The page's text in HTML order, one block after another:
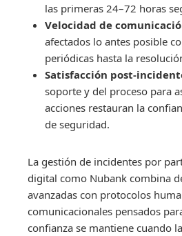
las primeras 24–72 horas
Velocidad de
afectados lo antes posible
periódicas hasta la
Satisfacción post-
soporte y del proceso para
acciones restauran la
de seguridad.
La gestión de incidentes por
digital como Nubank combina
avanzadas con protocolos
comunicacionales pensados
confianza se mantiene cuando